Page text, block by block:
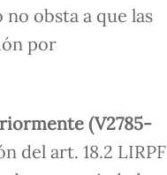
obsta a que las
por
(V2785-
del art. 18.2 LIRPF